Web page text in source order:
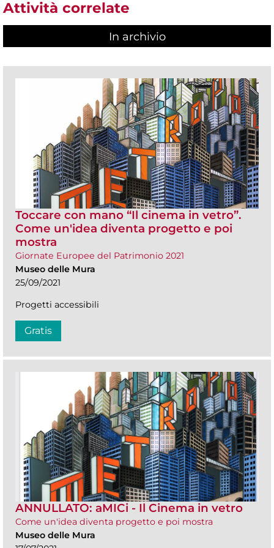
Attività correlate
In archivio
Toccare con mano “Il cinema in vetro”.
Come un'idea diventa progetto e poi
mostra
Giornate Europee del Patrimonio 2021
Museo delle Mura
25/09/2021
Progetti accessibili
Gratis
ANNULLATO: aMICi - Il Cinema in vetro
Come un'idea diventa progetto e poi mostra
Museo delle Mura